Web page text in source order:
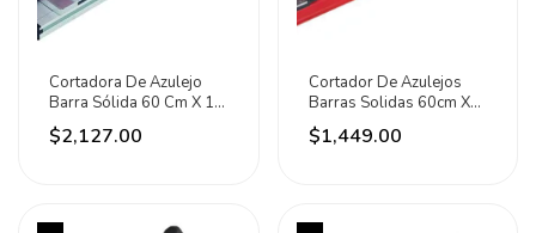
Cortadora De Azulejo
Barra Sólida 60 Cm X 16
Mm Dogo Tuls
$2,127.00
Cortador De Azulejos
Barras Solidas 60cm X
12cm Dogo Tuls
$1,449.00